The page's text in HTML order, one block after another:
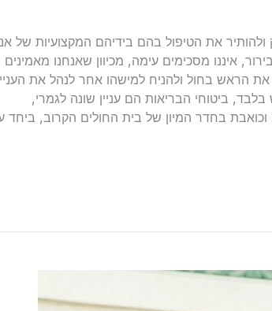
את הטיפול בהם בידיהם המקצועיות של
איננו מסכימים עימה, מכיוון שאנחנו מאמינים
הראש בחול ולהניח למישהו אחר לנהל את
ביטוחי הבריאות הם עניין שונה לגמרי,
וכואבת בחדר המיון של בית החולים הקרוב, ביחד